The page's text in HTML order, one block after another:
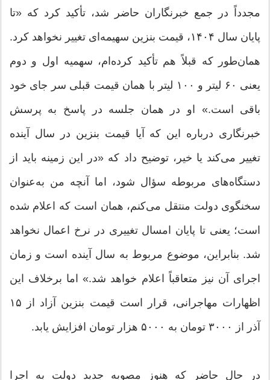
مجدداً در جمع خبرنگاران حاضر شد، تأکید کرد که «تا
پایان سال ۱۴۰۴، قیمت بنزین سهیمه‌ای تغییر نخواهد کرد.
همان‌طور که قبلاً هم تأکید کرده‌ام، سهمیه اول و دوم
یعنی ۶۰ لیتر و ۱۰۰ لیتر با همان قیمت قبلی سر جای خود
باقی است.» او در همان جلسه در پاسخ به پرسش
خبرنگاری درباره این که آیا قیمت بنزین در سال آینده
تغییر می‌کند یا خیر، توضیح داد که «در این زمینه باید از
دستگاه‌های مربوطه سؤال شود، اما آنچه من به‌عنوان
سخنگوی دولت منتقل می‌کنم، همان است که اعلام شده
است؛ یعنی تا پایان امسال تغییری در نرخ اعمال نخواهد
شد. بنابراین، موضوع مربوط به سال آینده است و زمان
اجرای آن نیز متعاقباً اعلام خواهد شد.» اما برخلاف این
اظهارات مهاجرانی، قرار است قیمت بنزین آزاد از ۱۵
آذر از ۳۰۰۰ تومان به ۵۰۰۰ هزار تومان افزایش یابد.
در حال حاضر که هنوز مصوبه جدید دولت به اجرا